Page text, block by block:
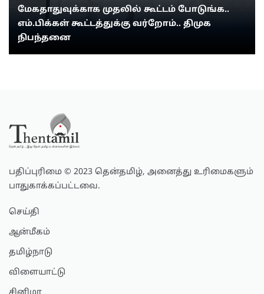
மேகதாதுவுக்காக முதலில் கூட்டம் போடுங்க..
எம்.பிக்கள் கூட்டத்துக்கு வர்றோம்.. திமுக
நிபந்தனை
பதிப்புரிமை © 2023 தென்தமிழ், அனைத்து உரிமைகளும்
பாதுகாக்கப்பட்டவை.
செய்தி
ஆன்மீகம்
தமிழ்நாடு
விளையாட்டு